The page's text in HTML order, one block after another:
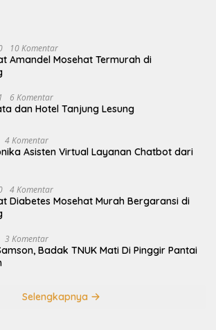
10 Komentar
Amandel Mosehat Termurah di
6 Komentar
dan Hotel Tanjung Lesung
4 Komentar
Asisten Virtual Layanan Chatbot dari
4 Komentar
Diabetes Mosehat Murah Bergaransi di
3 Komentar
Badak TNUK Mati Di Pinggir Pantai
Selengkapnya